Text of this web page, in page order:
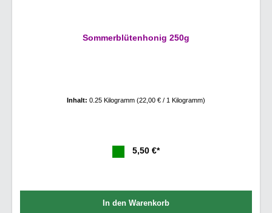
Sommerblütenhonig 250g
Inhalt: 0.25 Kilogramm (22,00 € / 1 Kilogramm)
5,50 €*
In den Warenkorb